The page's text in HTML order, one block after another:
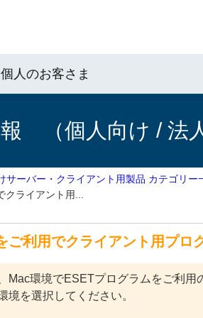
個人のお客さま
（個人向け / 法
サーバー・クライアント用製品 カテゴリー
ライアント用...
ご利用でクライアント用プロ
Mac環境でESETプログラムをご利
境を選択してください。